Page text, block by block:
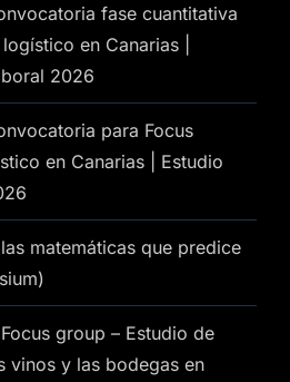
fase cuantitativa
en Canarias |
2026
para Focus
en Canarias | Estudio
matemáticas que predice
group – Estudio de
vinos y las bodegas en